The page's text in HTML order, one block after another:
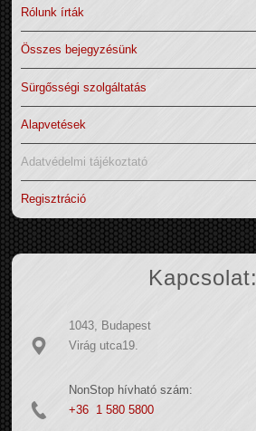
Rólunk írták
Összes bejegyzésünk
Sürgősségi szolgáltatás
Alapvetések
Adatvédelmi tájékoztató
Regisztráció
Kapcsolat:
1043, Budapest
Virág utca19.
NonStop hívható szám:
+36 1 580 5800